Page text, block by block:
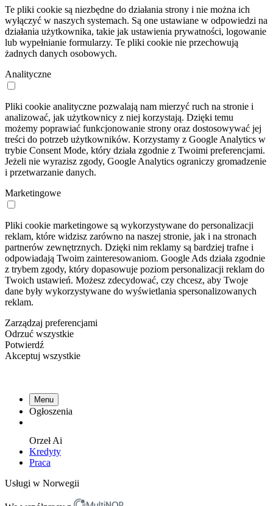
Te pliki cookie są niezbędne do działania strony i nie można ich
wyłączyć w naszych systemach. Są one ustawiane w odpowiedzi na
działania użytkownika, takie jak ustawienia prywatności, logowanie
lub wypełnianie formularzy. Te pliki cookie nie przechowują
żadnych danych osobowych.
Analityczne
Pliki cookie analityczne pozwalają nam mierzyć ruch na stronie i
analizować, jak użytkownicy z niej korzystają. Dzięki temu
możemy poprawiać funkcjonowanie strony oraz dostosowywać jej
treści do potrzeb użytkowników. Korzystamy z Google Analytics w
trybie Consent Mode, który działa zgodnie z Twoimi preferencjami.
Jeżeli nie wyrazisz zgody, Google Analytics ograniczy gromadzenie
i przetwarzanie danych.
Marketingowe
Pliki cookie marketingowe są wykorzystywane do personalizacji
reklam, które widzisz zarówno na naszej stronie, jak i na stronach
partnerów zewnętrznych. Dzięki nim reklamy są bardziej trafne i
odpowiadają Twoim zainteresowaniom. Google Ads działa zgodnie
z trybem zgody, który dopasowuje poziom personalizacji reklam do
Twoich ustawień. Możesz zdecydować, czy chcesz, aby Twoje
dane były wykorzystywane do wyświetlania spersonalizowanych
reklam.
Zarządzaj preferencjami
Odrzuć wszystkie
Potwierdź
Akceptuj wszystkie
Menu
Ogłoszenia
OrzełAi
Kredyty
Praca
Usługi w Norwegii